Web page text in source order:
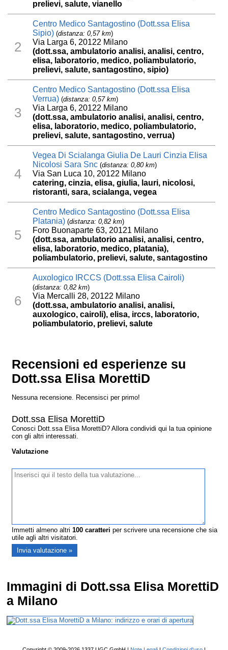
prelievi, salute, vianello
2
Centro Medico Santagostino (Dott.ssa Elisa
Sipio) (distanza: 0,57 km)
Via Larga 6, 20122 Milano
(dott.ssa, ambulatorio analisi, analisi, centro,
elisa, laboratorio, medico, poliambulatorio,
prelievi, salute, santagostino, sipio)
3
Centro Medico Santagostino (Dott.ssa Elisa
Verrua) (distanza: 0,57 km)
Via Larga 6, 20122 Milano
(dott.ssa, ambulatorio analisi, analisi, centro,
elisa, laboratorio, medico, poliambulatorio,
prelievi, salute, santagostino, verrua)
4
Vegea Di Scialanga Giulia De Lauri Cinzia Elisa
Nicolosi Sara Snc (distanza: 0,80 km)
Via San Luca 10, 20122 Milano
catering, cinzia, elisa, giulia, lauri, nicolosi,
ristoranti, sara, scialanga, vegea
5
Centro Medico Santagostino (Dott.ssa Elisa
Platania) (distanza: 0,82 km)
Foro Buonaparte 63, 20121 Milano
(dott.ssa, ambulatorio analisi, analisi, centro,
elisa, laboratorio, medico, platania),
poliambulatorio, prelievi, salute, santagostino
6
Auxologico IRCCS (Dott.ssa Elisa Cairoli)
(distanza: 0,82 km)
Via Mercalli 28, 20122 Milano
(dott.ssa, ambulatorio analisi, analisi,
auxologico, cairoli), elisa, irccs, laboratorio,
poliambulatorio, prelievi, salute
Recensioni ed esperienze su
Dott.ssa Elisa MorettiD
Nessuna recensione. Recensisci per primo!
Dott.ssa Elisa MorettiD
Conosci Dott.ssa Elisa MorettiD? Allora condividi qui la tua opinione
con gli altri interessati.
Valutazione
Immetti almeno altri100 caratteri per scrivere una recensione che sia
utile agli altri visitatori.
Immagini di Dott.ssa Elisa MorettiD
a Milano